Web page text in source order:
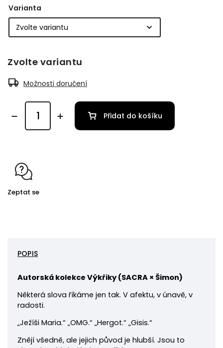
Varianta
Zvolte variantu
Možnosti doručení
Přidat do košíku
Zeptat se
POPIS
Autorská kolekce Výkřiky (SACRA × Šimon)
Některá slova říkáme jen tak. V afektu, v únavě, v
radosti.
„Ježíši Maria.“ „OMG.“ „Hergot.“ „Gisis.“
Znějí všedně, ale jejich původ je hlubší. Jsou to